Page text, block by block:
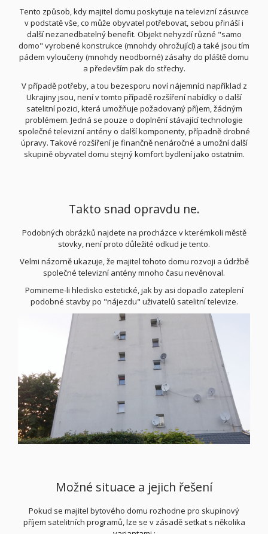
Tento způsob, kdy majitel domu poskytuje na televizní zásuvce
v podstatě vše, co může obyvatel potřebovat, sebou přináší i
další nezanedbatelný benefit. Objekt nehyzdí různé "samo
domo" vyrobené konstrukce (mnohdy ohrožující) a také jsou tím
pádem vyloučeny (mnohdy neodborné) zásahy do pláště domu
a především pak do střechy.
V případě potřeby, a tou bezesporu noví nájemníci například z
Ukrajiny jsou, není v tomto případě rozšíření nabídky o další
satelitní pozici, která umožňuje požadovaný příjem, žádným
problémem. Jedná se pouze o doplnění stávající technologie
společné televizní antény o další komponenty, případně drobné
úpravy. Takové rozšíření je finančně nenáročné a umožní další
skupině obyvatel domu stejný komfort bydlení jako ostatním.
Takto snad opravdu ne.
Podobných obrázků najdete na procházce v kterémkoli městě
stovky, není proto důležité odkud je tento.
Velmi názorně ukazuje, že majitel tohoto domu rozvoji a údržbě
společné televizní antény mnoho času nevěnoval.
Pomineme-li hledisko estetické, jak by asi dopadlo zateplení
podobné stavby po "nájezdu" uživatelů satelitní televize.
Možné situace a jejich řešení
Pokud se majitel bytového domu rozhodne pro skupinový
příjem satelitních programů, lze se v zásadě setkat s několika